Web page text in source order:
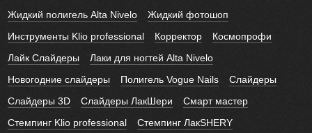
Жидкий полигель Alta Nivelo
Жидкий фотошоп
Инструменты Klio professional
Корректор
Космопрофи
Лайк Слайдеры
Лаки для ногтей Alta Nivelo
Новогодние слайдеры
Полигель Vogue Nails
Слайдеры
Слайдеры 3D
Слайдеры ЛакШери
Смарт мастер
Стемпинг Klio professional
Стемпинг ЛакSHERY